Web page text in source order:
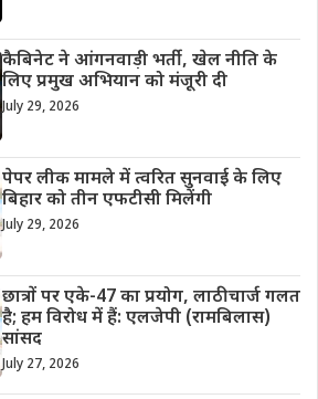
कैबिनेट ने आंगनवाड़ी भर्ती, खेल नीति के
लिए प्रमुख अभियान को मंजूरी दी
July 29, 2026
पेपर लीक मामले में त्वरित सुनवाई के लिए
बिहार को तीन एफटीसी मिलेंगी
July 29, 2026
छात्रों पर एके-47 का प्रयोग, लाठीचार्ज गलत
है; हम विरोध में हैं: एलजेपी (रामबिलास)
सांसद
July 27, 2026